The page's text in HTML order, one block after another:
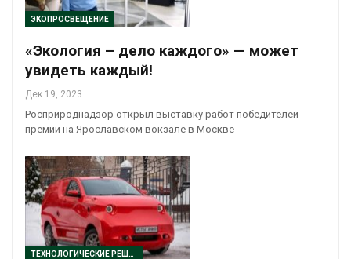
ЭКОПРОСВЕЩЕНИЕ
«Экология – дело каждого» — может
увидеть каждый!
Дек 19, 2023
Росприроднадзор открыл выставку работ победителей
премии на Ярославском вокзале в Москве
ТЕХНОЛОГИЧЕСКИЕ РЕШЕНИЯ